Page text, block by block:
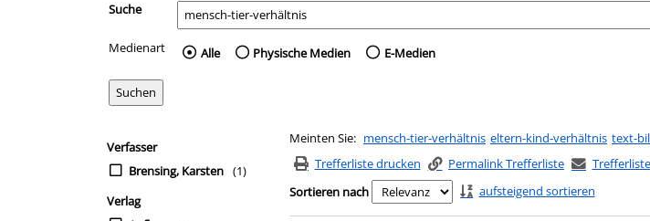
Suche
Medienart Wählen Sie die Medienart nach der Sie suchen wollen.
Alle Physische Medien E-Medien
Suchfilter
Zur Trefferliste springen
Verfasser
Brensing, Karsten (1)
Verlag
Meinten Sie: mensch-tier-verhältnis eltern-kind-verhältnis text-
Trefferliste drucken
Permalink Trefferliste
Sortieren nach
aufsteigend sortieren